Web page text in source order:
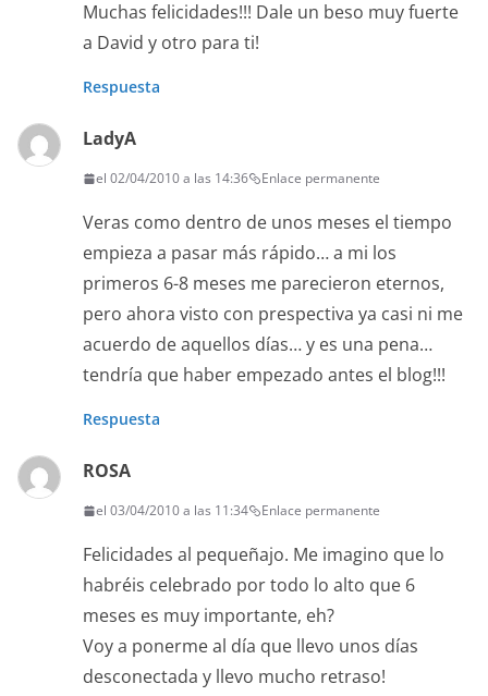
Muchas felicidades!!! Dale un beso muy fuerte
a David y otro para ti!
Respuesta
LadyA
el 02/04/2010 a las 14:36 Enlace permanente
Veras como dentro de unos meses el tiempo
empieza a pasar más rápido… a mi los
primeros 6-8 meses me parecieron eternos,
pero ahora visto con prespectiva ya casi ni me
acuerdo de aquellos días… y es una pena…
tendría que haber empezado antes el blog!!!
Respuesta
ROSA
el 03/04/2010 a las 11:34 Enlace permanente
Felicidades al pequeñajo. Me imagino que lo
habréis celebrado por todo lo alto que 6
meses es muy importante, eh?
Voy a ponerme al día que llevo unos días
desconectada y llevo mucho retraso!